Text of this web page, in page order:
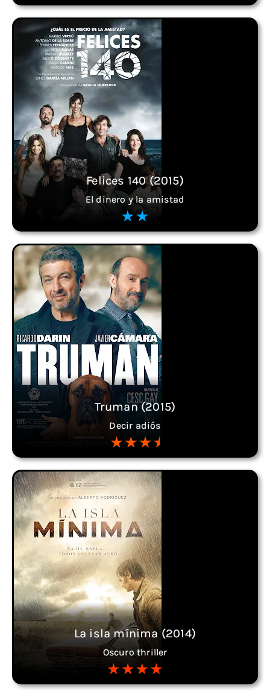
Felices 140 (2015)
El dinero y la amistad
Truman (2015)
Decir adiós
La isla mínima (2014)
Oscuro thriller